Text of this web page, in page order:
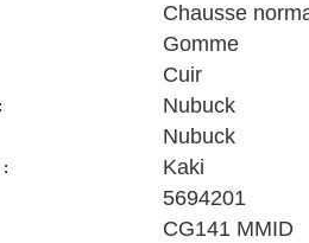
Chausse
Gomme
Cuir
Nubuck
Nubuck
Kaki
5694201
CG141 MMID